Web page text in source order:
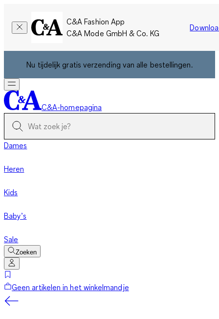
C&A Fashion App
C&A Mode GmbH & Co. KG
Nu tijdelijk gratis verzending van alle bestellingen.
C&A-homepagina
Dames
Heren
Kids
Baby’s
Sale
Zoeken
Geen artikelen in het winkelmandje